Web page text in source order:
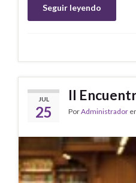
Seguir leyendo
JUL
25
II
PorAdministrador